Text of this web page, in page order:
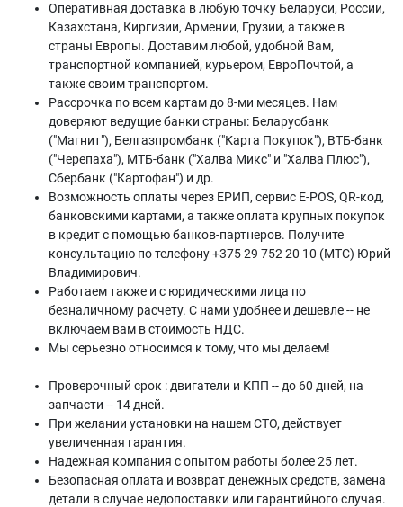
Оперативная доставка в любую точку Беларуси, России,
Казахстана, Киргизии, Армении, Грузии, а также в
страны Европы. Доставим любой, удобной Вам,
транспортной компанией, курьером, ЕвроПочтой, а
также своим транспортом.
Рассрочка по всем картам до 8-ми месяцев. Нам
доверяют ведущие банки страны: Беларусбанк
("Магнит"), Белгазпромбанк ("Карта Покупок"), ВТБ-банк
("Черепаха"), МТБ-банк ("Халва Микс" и "Халва Плюс"),
Сбербанк ("Картофан") и др.
Возможность оплаты через ЕРИП, сервис E-POS, QR-код,
банковскими картами, а также оплата крупных покупок
в кредит с помощью банков-партнеров. Получите
консультацию по телефону +375 29 752 20 10 (МТС) Юрий
Владимирович.
Работаем также и с юридическими лица по
безналичному расчету. С нами удобнее и дешевле -- не
включаем вам в стоимость НДС.
Мы серьезно относимся к тому, что мы делаем!
Проверочный срок : двигатели и КПП -- до 60 дней, на
запчасти -- 14 дней.
При желании установки на нашем СТО, действует
увеличенная гарантия.
Надежная компания с опытом работы более 25 лет.
Безопасная оплата и возврат денежных средств, замена
детали в случае недопоставки или гарантийного случая.